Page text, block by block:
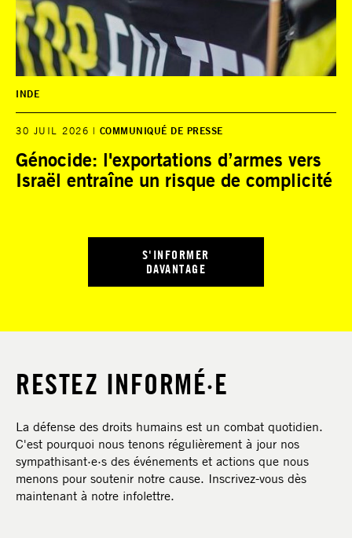
INDE
30 JUIL 2026 COMMUNIQUÉ DE PRESSE
Génocide: l'exportations d’armes vers
Israël entraîne un risque de complicité
S'INFORMER
DAVANTAGE
RESTEZ INFORMÉ·E
La défense des droits humains est un combat quotidien.
C'est pourquoi nous tenons régulièrement à jour nos
sympathisant·e·s des événements et actions que nous
menons pour soutenir notre cause. Inscrivez-vous dès
maintenant à notre infolettre.